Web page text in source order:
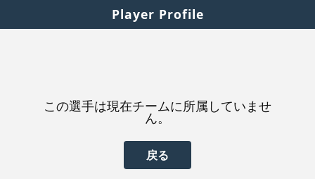
Player Profile
この選手は現在チームに所属していませ
ん。
戻る